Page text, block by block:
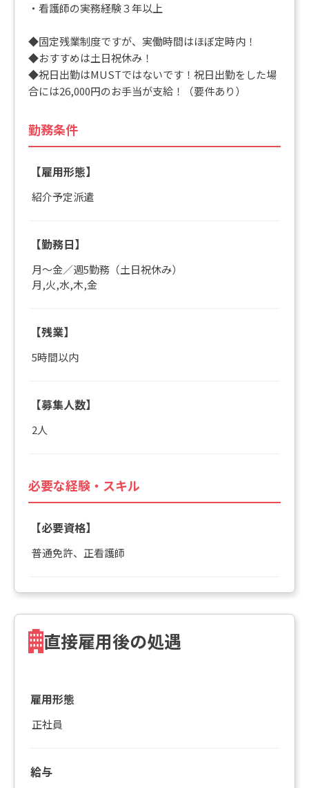
・看護師の実務経験３年以上
◆固定残業制度ですが、実働時間はほぼ定時内！
◆おすすめは土日祝休み！
◆祝日出勤はMUSTではないです！祝日出勤をした場
合には26,000円のお手当が支給！（要件あり）
勤務条件
【雇用形態】
紹介予定派遣
【勤務日】
月～金／週5勤務（土日祝休み）
月,火,水,木,金
【残業】
5時間以内
【募集人数】
2人
必要な経験・スキル
【必要資格】
普通免許、正看護師
直接雇用後の処遇
雇用形態
正社員
給与